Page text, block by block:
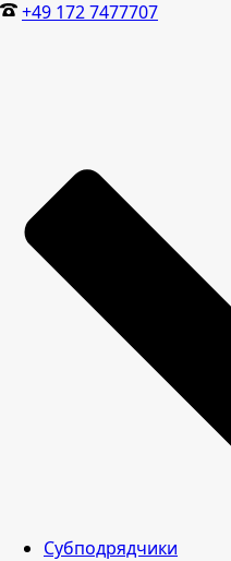
+49 172 7477707
Cубподрядчики